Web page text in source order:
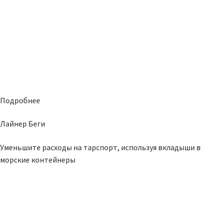
Подробнее
Лайнер Беги
Уменьшите расходы на тарспорт, используя вкладыши в
морские контейнеры